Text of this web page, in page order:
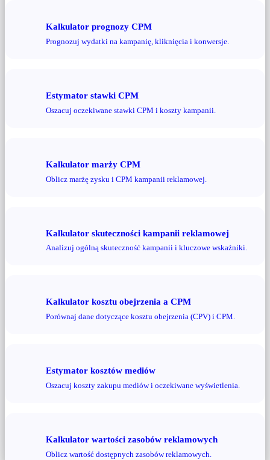
Kalkulator prognozy CPM
Prognozuj wydatki na kampanię, kliknięcia i konwersje.
Estymator stawki CPM
Oszacuj oczekiwane stawki CPM i koszty kampanii.
Kalkulator marży CPM
Oblicz marżę zysku i CPM kampanii reklamowej.
Kalkulator skuteczności kampanii reklamowej
Analizuj ogólną skuteczność kampanii i kluczowe wskaźniki.
Kalkulator kosztu obejrzenia a CPM
Porównaj dane dotyczące kosztu obejrzenia (CPV) i CPM.
Estymator kosztów mediów
Oszacuj koszty zakupu mediów i oczekiwane wyświetlenia.
Kalkulator wartości zasobów reklamowych
Oblicz wartość dostępnych zasobów reklamowych.